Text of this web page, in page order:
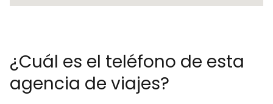
¿Cuál es el teléfono de esta
agencia de viajes?